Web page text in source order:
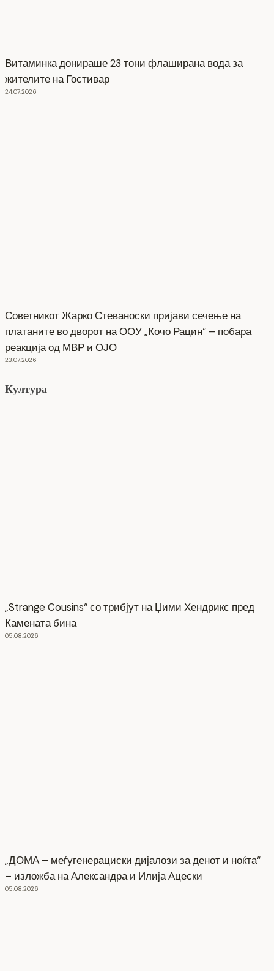
Витаминка донираше 23 тони флаширана вода за
жителите на Гостивар
24.07.2026
Советникот Жарко Стеваноски пријави сечење на
платаните во дворот на ООУ „Кочо Рацин“ – побара
реакција од МВР и ОЈО
23.07.2026
Култура
„Strange Cousins“ со трибјут на Џими Хендрикс пред
Камената бина
05.08.2026
„ДОМА – меѓугенерациски дијалози за денот и ноќта“
– изложба на Александра и Илија Ацески
05.08.2026